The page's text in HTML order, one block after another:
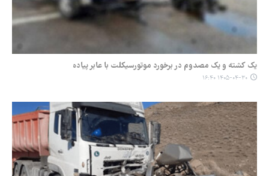
یک کشته و یک مصدوم در برخورد موتورسیکلت با عابر پیاده
۱۴۰۵-۰۴-۳۰ ۱۶:۴۰